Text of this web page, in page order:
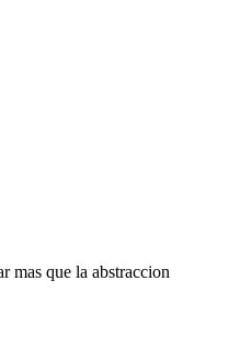
mas que la abstraccion